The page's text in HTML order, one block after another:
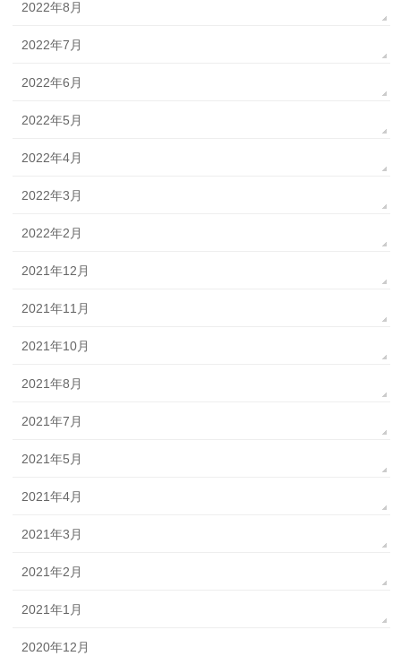
2022年8月
2022年7月
2022年6月
2022年5月
2022年4月
2022年3月
2022年2月
2021年12月
2021年11月
2021年10月
2021年8月
2021年7月
2021年5月
2021年4月
2021年3月
2021年2月
2021年1月
2020年12月